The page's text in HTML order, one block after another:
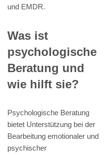
und EMDR.
Was ist
psychologische
Beratung und
wie hilft sie?
Psychologische Beratung
bietet Unterstützung bei der
Bearbeitung emotionaler und
psychischer